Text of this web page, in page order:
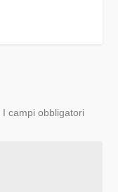
I campi obbligatori